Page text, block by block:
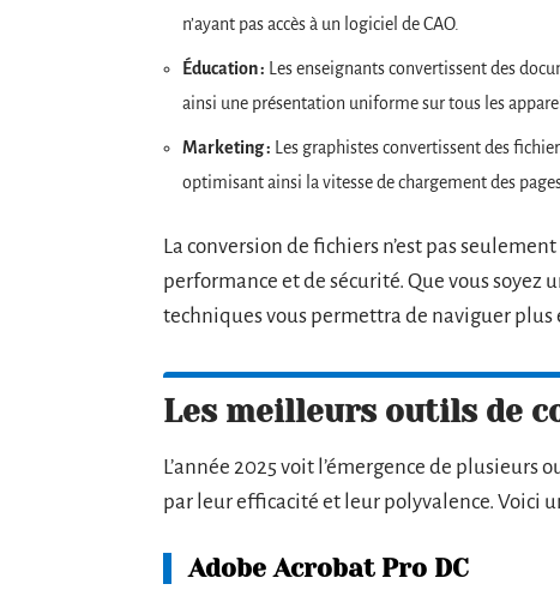
n’ayant pas accès à un logiciel de CAO.
Éducation : Les enseignants convertissent des
ainsi une présentation uniforme sur tous les
Marketing : Les graphistes convertissent des
optimisant ainsi la vitesse de chargement des
La conversion de fichiers n’est pas
performance et de sécurité. Que vous
techniques vous permettra de naviguer
Les meilleurs outils de
L’année 2025 voit l’émergence de
par leur efficacité et leur polyvalence. Voici
Adobe Acrobat Pro DC